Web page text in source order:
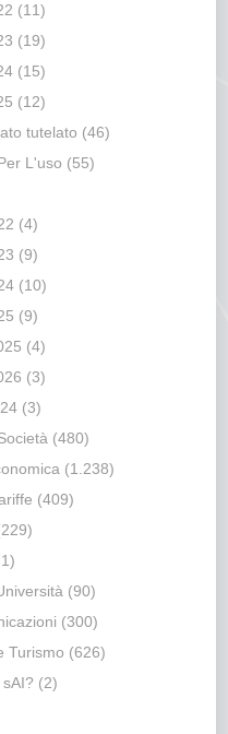
(11)
(19)
(15)
(12)
tutelato (46)
L'uso (55)
(4)
(9)
(10)
(9)
(4)
(3)
(3)
(480)
(1.238)
(409)
(90)
(300)
Turismo (626)
(2)